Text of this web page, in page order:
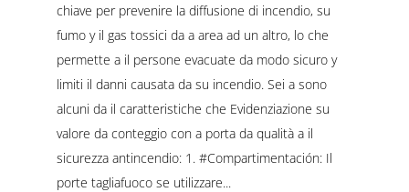
chiave per prevenire la diffusione di incendio, su
fumo y il gas tossici da a area ad un altro, lo che
permette a il persone evacuate da modo sicuro y
limiti il danni causata da su incendio. Sei a sono
alcuni da il caratteristiche che Evidenziazione su
valore da conteggio con a porta da qualità a il
sicurezza antincendio: 1. #Compartimentación: Il
porte tagliafuoco se utilizzare